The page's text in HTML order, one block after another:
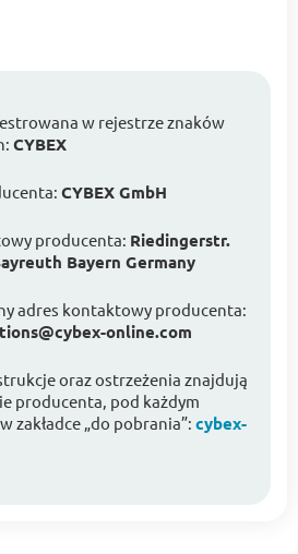
w rejestrze znaków
CYBEX
CYBEX GmbH
producenta: Riedingerstr.
Bayern Germany
adres kontaktowy producenta:
online.com
oraz ostrzeżenia znajdują
producenta, pod każdym
zakładce „do pobrania”: cybex-